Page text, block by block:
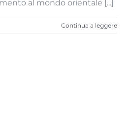
al mondo orientale [...]
Continua a leggere